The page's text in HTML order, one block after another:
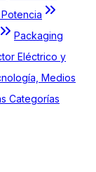
Packaging
Eléctrico y
Medios
Categorías